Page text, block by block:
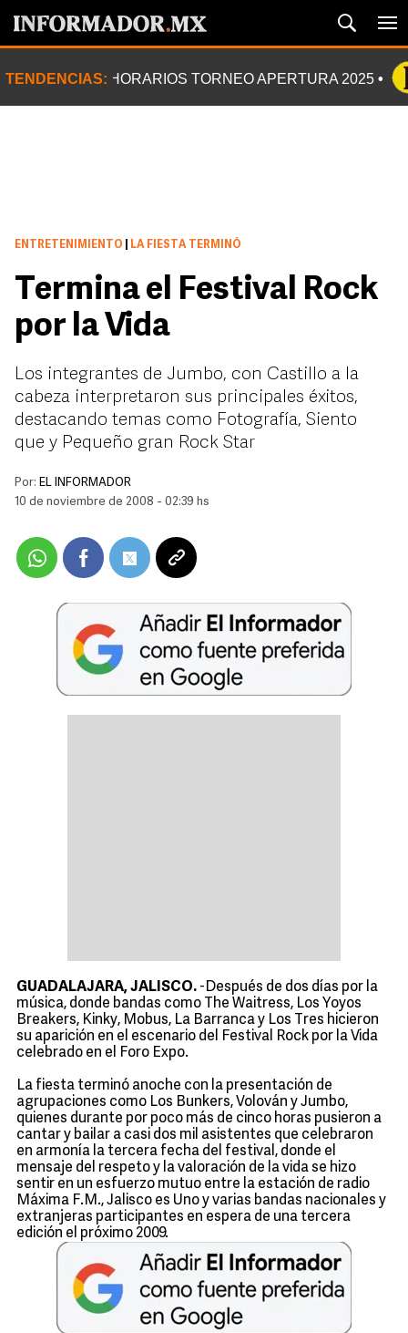
TENDENCIAS: HORARIOS TORNEO APERTURA 2025
ENTRETENIMIENTO LA FIESTA TERMINÓ
Termina el Festival Rock
por la Vida
Los integrantes de Jumbo, con Castillo a la
cabeza interpretaron sus principales éxitos,
destacando temas como Fotografía, Siento
que y Pequeño gran Rock Star
Por: EL INFORMADOR
10 de noviembre de 2008 - 02:39 hs
GUADALAJARA, JALISCO. -Después de dos días por la
música, donde bandas como The Waitress, Los Yoyos
Breakers, Kinky, Mobus, La Barranca y Los Tres hicieron
su aparición en el escenario del Festival Rock por la Vida
celebrado en el Foro Expo.
La fiesta terminó anoche con la presentación de
agrupaciones como Los Bunkers, Volován y Jumbo,
quienes durante por poco más de cinco horas pusieron a
cantar y bailar a casi dos mil asistentes que celebraron
en armonía la tercera fecha del festival, donde el
mensaje del respeto y la valoración de la vida se hizo
sentir en un esfuerzo mutuo entre la estación de radio
Máxima F.M., Jalisco es Uno y varias bandas nacionales y
extranjeras participantes en espera de una tercera
edición el próximo 2009.